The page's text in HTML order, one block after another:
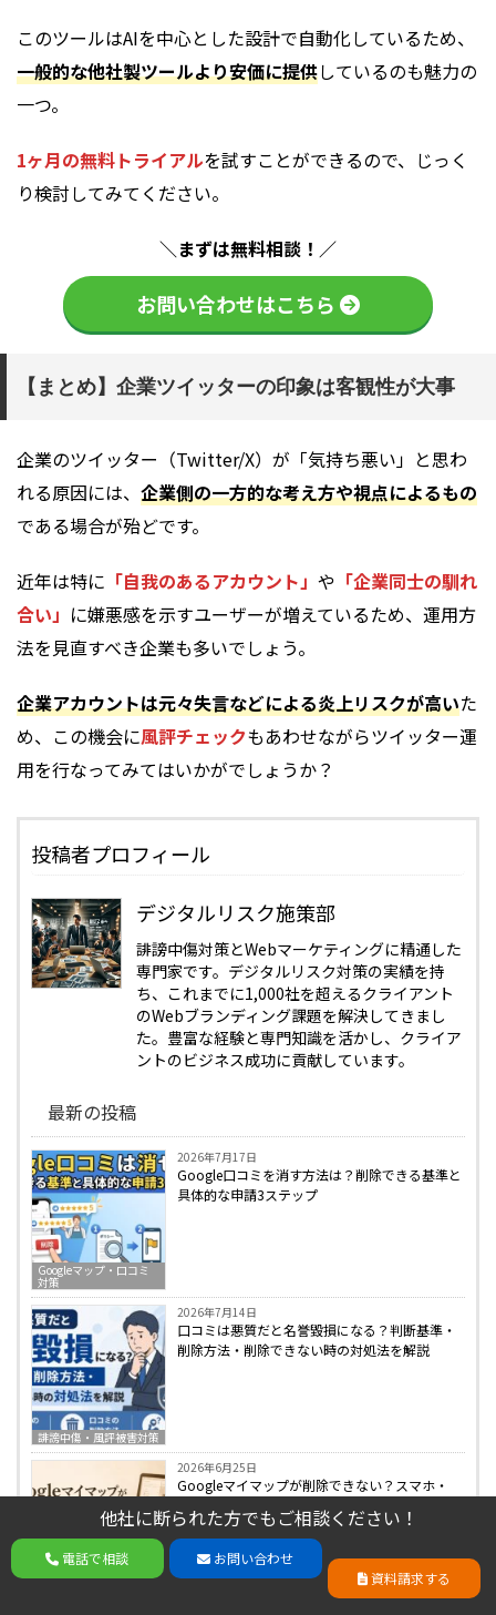
他社に断られた方でもご相談ください！
電話で相談 お問い合わせ 資料請求する
このツールはAIを中心とした設計で自動化しているため、
一般的な他社製ツールより安価に提供しているのも魅力の
一つ。
1ヶ月の無料トライアルを試すことができるので、じっく
り検討してみてください。
＼まずは無料相談！／
お問い合わせはこちら
【まとめ】企業ツイッターの印象は客観性が大事
企業のツイッター（Twitter/X）が「気持ち悪い」と思わ
れる原因には、 企業側の一方的な考え方や視点によるもの
である場合が殆どです。
近年は特に 「自我のあるアカウント」 や 「企業同士の馴れ
合い」 に嫌悪感を示すユーザーが増えているため、運用方
法を見直すべき企業も多いでしょう。
企業アカウントは元々失言などによる炎上リスクが高いた
め、この機会に風評チェックもあわせながらツイッター運
用を行なってみてはいかがでしょうか？
投稿者プロフィール
デジタルリスク施策部
誹謗中傷対策とWebマーケティングに精通した
専門家です。デジタルリスク対策の実績を持
ち、これまでに1,000社を超えるクライアント
のWebブランディング課題を解決してきまし
た。豊富な経験と専門知識を活かし、クライア
ントのビジネス成功に貢献しています。
最新の投稿
Googleマップ・口コミ
対策
2026年7月17日
Google口コミを消す方法は？削除できる基準と
具体的な申請3ステップ
誹謗中傷・風評被害対策
2026年7月14日
口コミは悪質だと名誉毀損になる？判断基準・
削除方法・削除できない時の対処法を解説
Googleマップ・口コミ
2026年6月25日
Googleマイマップが削除できない？スマホ・
他社に断られた方でもご相談ください！
電話で相談
お問い合わせ
資料請求する